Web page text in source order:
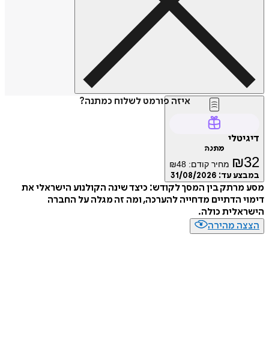
איזה פורמט לשלוח כמתנה?
דיגיטלי
מתנה
₪32 מחיר קודם: ₪48
במבצע עד: 31/08/2026
מסע מרתק בין המסך לקודש: כיצד שינה הקולנוע הישראלי את
דימוי הדתיים מדחייה להערכה, ומה זה מגלה על החברה
הישראלית כולה.
הצצה מהירה